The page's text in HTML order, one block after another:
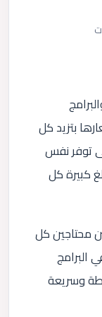
بتزيد كل
توفر نفس
كبيرة كل
محتاجين كل
البرامج
وسريعة